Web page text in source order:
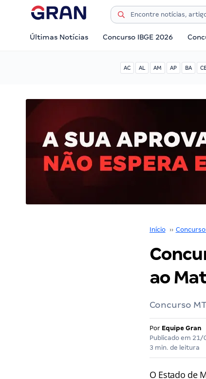
Últimas Notícias Concurso IBGE 2026
AC AL AM AP BA
Início ››
ao
Concurso
Por Equipe Gran
Publicado em 21/
3 min. de leitura
O Estado de